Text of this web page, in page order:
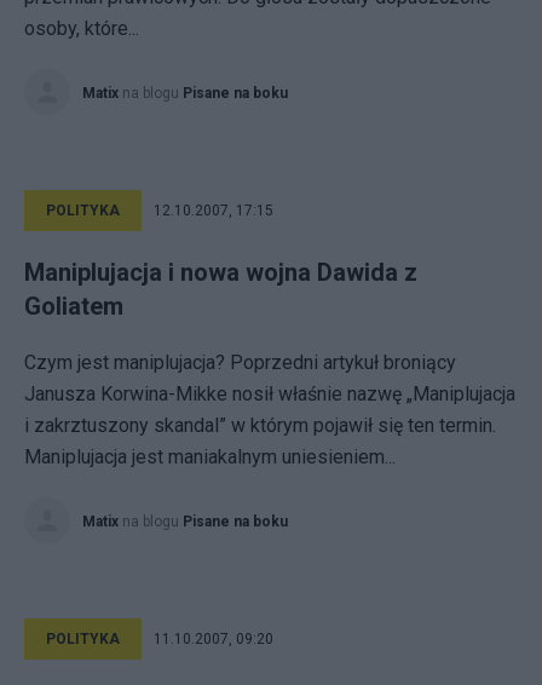
osoby, które...
Matix na blogu Pisane na boku
POLITYKA 12.10.2007, 17:15
Maniplujacja i nowa wojna Dawida z
Goliatem
Czym jest maniplujacja? Poprzedni artykuł broniący
Janusza Korwina-Mikke nosił właśnie nazwę „Maniplujacja
i zakrztuszony skandal” w którym pojawił się ten termin.
Maniplujacja jest maniakalnym uniesieniem...
Matix na blogu Pisane na boku
POLITYKA 11.10.2007, 09:20